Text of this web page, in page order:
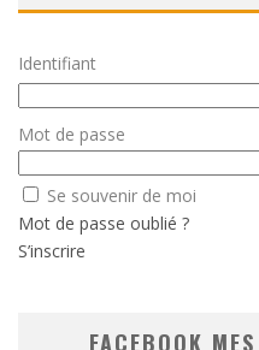
Identifiant
Mot de passe
Se souvenir de moi
Mot de passe oublié ?
S’inscrire
FACEBOOK